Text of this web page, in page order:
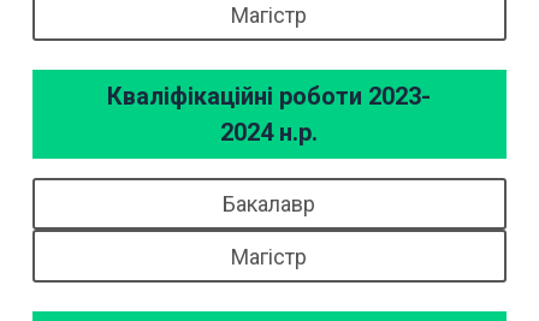
Магістр
Кваліфікаційні роботи 2023-
2024 н.р.
Бакалавр
Магістр